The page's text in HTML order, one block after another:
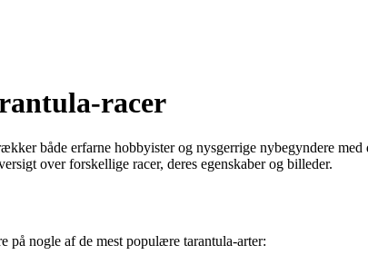
racer
både erfarne hobbyister og nysgerrige nybegyndere med
over forskellige racer, deres egenskaber og billeder.
på nogle af de mest populære tarantula-arter: